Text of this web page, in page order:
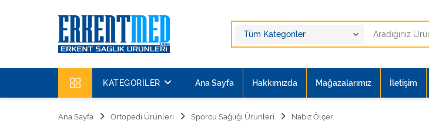
KATEGORILER Ana Sayfa Hakkımızda Mağazalarımız İletişim
Ana Sayfa Ortopedi Ürünleri Sporcu Sağlığı Ürünleri Nabız Ölçer